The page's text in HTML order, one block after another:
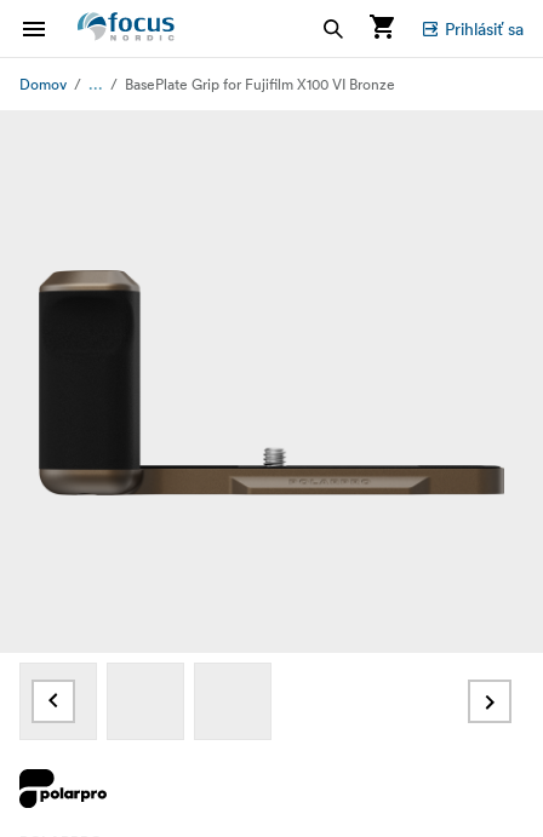
Prihlásiť sa
Domov ... BasePlate Grip for Fujifilm X100 VI Bronze